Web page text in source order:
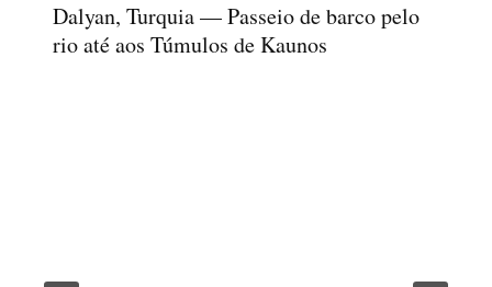
Dalyan, Turquia — Passeio de barco pelo
rio até aos Túmulos de Kaunos